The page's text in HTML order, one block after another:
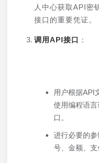
人中心获取API密
接口的重要凭证。
调用API接口 ：
用户根据API
使用编程语
口。
进行必要的
号、金额、支